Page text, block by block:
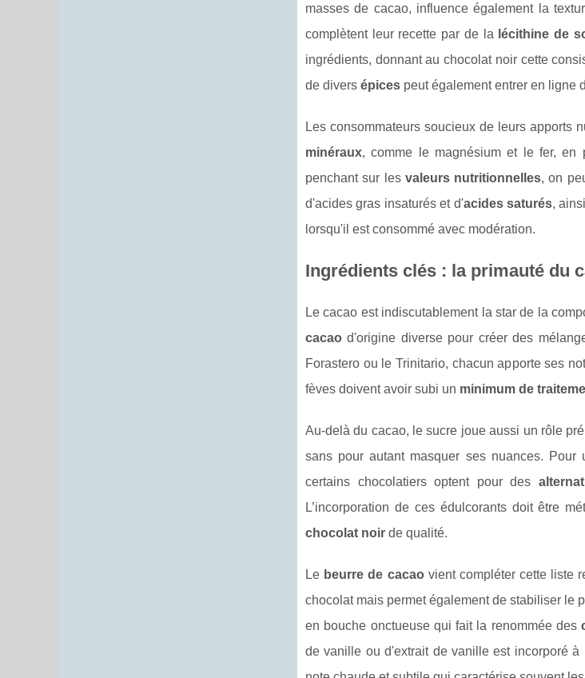
masses de cacao, influence également la
complètent leur recette par de la lécithine de
ingrédients, donnant au chocolat noir cette
de divers épices peut également entrer en ligne
Les consommateurs soucieux de leurs apports
minéraux, comme le magnésium et le fer, en
penchant sur les valeurs nutritionnelles, on
d'acides gras insaturés et d'acides saturés,
lorsqu'il est consommé avec modération.
Ingrédients clés : la primauté du
Le cacao est indiscutablement la star de la
cacao d'origine diverse pour créer des
Forastero ou le Trinitario, chacun apporte ses
fèves doivent avoir subi un minimum de
Au-delà du cacao, le sucre joue aussi un rôle
sans pour autant masquer ses nuances. Pour
certains chocolatiers optent pour des
L’incorporation de ces édulcorants doit être
chocolat noir de qualité.
Le beurre de cacaovient compléter cette liste
chocolat mais permet également de stabiliser le
en bouche onctueuse qui fait la renommée des
de vanille ou d'extrait de vanille est incorporé